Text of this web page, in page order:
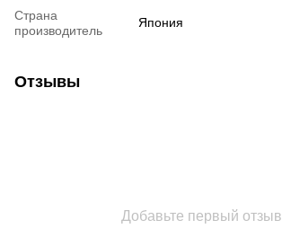
Страна
производитель
Япония
Отзывы
Добавьте первый отзыв